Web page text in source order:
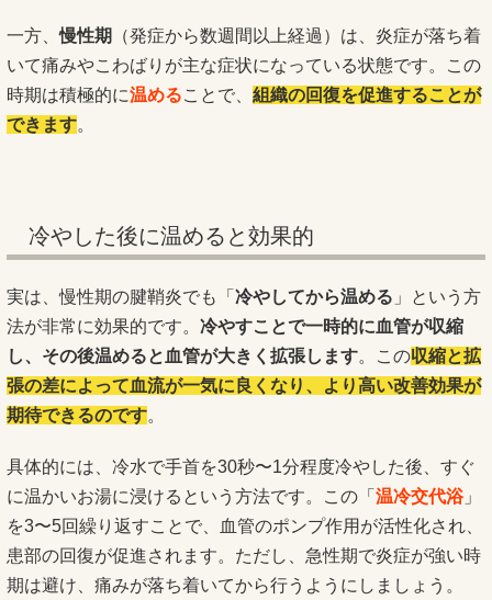
一方、慢性期
（発症から数週間以上経過）は、炎症が落ち着
いて痛みやこわばりが主な症状になっている状態です。この
時期は積極的に温めることで、 組織の回復を促進することが
できます。
冷やした後に温めると効果的
実は、慢性期の腱鞘炎でも「 冷やしてから温める 」という方
法が非常に効果的です。 冷やすことで一時的に血管が収縮
し、その後温めると血管が大きく拡張します。この収縮と拡
張の差によって血流が一気に良くなり、より高い改善効果が
期待できるのです。
具体的には、冷水で手首を30秒〜1分程度冷やした後、すぐ
に温かいお湯に浸けるという方法です。この「 温冷交代浴 」
を3〜5回繰り返すことで、血管のポンプ作用が活性化され、
患部の回復が促進されます。ただし、急性期で炎症が強い時
期は避け、痛みが落ち着いてから行うようにしましょう。